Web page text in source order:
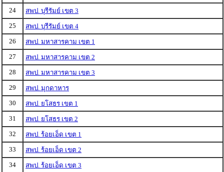
24
สพป. บุรีรัมย์ เขต 3
25
สพป. บุรีรัมย์ เขต 4
26
สพป. มหาสารคาม เขต 1
27
สพป. มหาสารคาม เขต 2
28
สพป. มหาสารคาม เขต 3
29
สพป. มุกดาหาร
30
สพป. ยโสธร เขต 1
31
สพป. ยโสธร เขต 2
32
สพป. ร้อยเอ็ด เขต 1
33
สพป. ร้อยเอ็ด เขต 2
34
สพป. ร้อยเอ็ด เขต 3